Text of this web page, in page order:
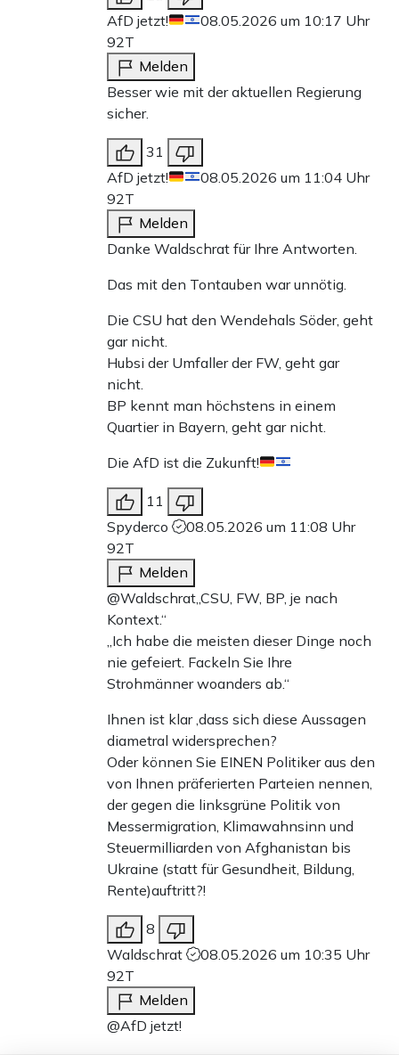
AfD jetzt!
08.05.2026 um 10:17 Uhr
92T
Melden
Besser wie mit der aktuellen Regierung
sicher.
31
AfD jetzt!
08.05.2026 um 11:04 Uhr
92T
Melden
Danke Waldschrat für Ihre Antworten.
Das mit den Tontauben war unnötig.
Die CSU hat den Wendehals Söder, geht
gar nicht.
Hubsi der Umfaller der FW, geht gar
nicht.
BP kennt man höchstens in einem
Quartier in Bayern, geht gar nicht.
Die AfD ist die Zukunft!
11
Spyderco
08.05.2026 um 11:08 Uhr
92T
Melden
@Waldschrat,,CSU, FW, BP, je nach
Kontext.“
,,Ich habe die meisten dieser Dinge noch
nie gefeiert. Fackeln Sie Ihre
Strohmänner woanders ab.“
Ihnen ist klar ,dass sich diese Aussagen
diametral widersprechen?
Oder können Sie EINEN Politiker aus den
von Ihnen präferierten Parteien nennen,
der gegen die linksgrüne Politik von
Messermigration, Klimawahnsinn und
Steuermilliarden von Afghanistan bis
Ukraine (statt für Gesundheit, Bildung,
Rente)auftritt?!
8
Waldschrat
08.05.2026 um 10:35 Uhr
92T
Melden
@AfD jetzt!